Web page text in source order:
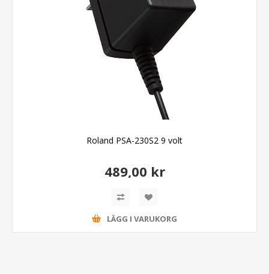
Roland PSA-230S2 9 volt
489,00 kr
LÄGG I VARUKORG